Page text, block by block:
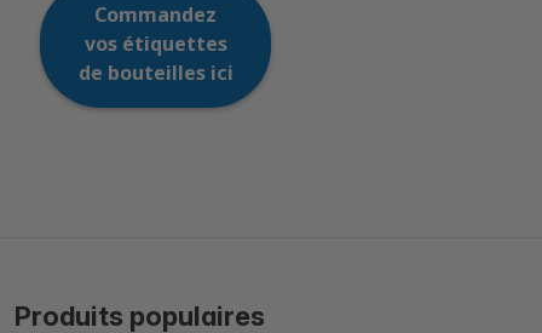
Commandez
vos étiquettes
de bouteilles ici
Produits populaires